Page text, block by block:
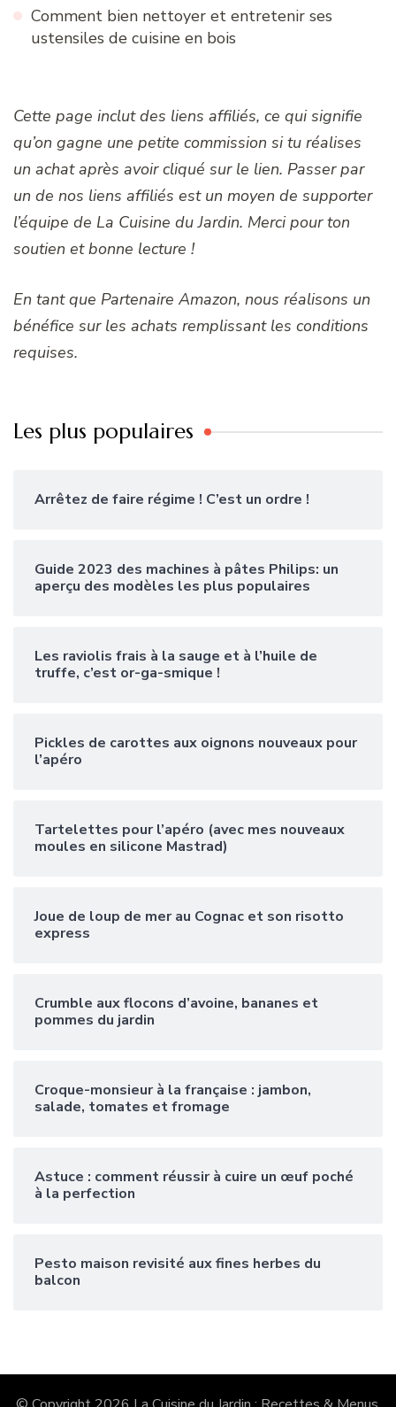
Comment bien nettoyer et entretenir ses
ustensiles de cuisine en bois
Cette page inclut des liens affiliés, ce qui signifie
qu’on gagne une petite commission si tu réalises
un achat après avoir cliqué sur le lien. Passer par
un de nos liens affiliés est un moyen de supporter
l’équipe de La Cuisine du Jardin. Merci pour ton
soutien et bonne lecture !
En tant que Partenaire Amazon, nous réalisons un
bénéfice sur les achats remplissant les conditions
requises.
Les plus populaires
Arrêtez de faire régime ! C’est un ordre !
Guide 2023 des machines à pâtes Philips: un
aperçu des modèles les plus populaires
Les raviolis frais à la sauge et à l’huile de
truffe, c’est or-ga-smique !
Pickles de carottes aux oignons nouveaux pour
l’apéro
Tartelettes pour l’apéro (avec mes nouveaux
moules en silicone Mastrad)
Joue de loup de mer au Cognac et son risotto
express
Crumble aux flocons d’avoine, bananes et
pommes du jardin
Croque-monsieur à la française : jambon,
salade, tomates et fromage
Astuce : comment réussir à cuire un œuf poché
à la perfection
Pesto maison revisité aux fines herbes du
balcon